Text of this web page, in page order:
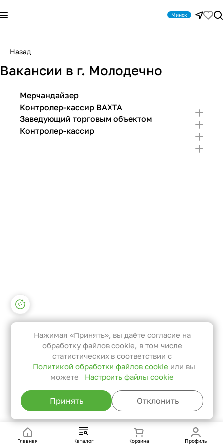
Минск
Назад
Вакансии в г. Молодечно
Мерчандайзер
Контролер-кассир ВАХТА
Заведующий торговым объектом
Контролер-кассир
Главная Каталог Корзина Профиль
Настройки файлов cookie
Функциональные
Эти файлы необходимы для
функционирования сайта и не
могут быть отключены в наших
системах. Вы можете настроить
браузер так, чтобы он блокировал
их или уведомлял вас об их
использовании, но в таком случае
сайта не будут работать.
Нажимая «Принять», вы даёте согласие на
обработку файлов cookie, в том числе
статистических в соответствии с
Политикой обработки файлов cookie или вы
можете
Настроить файлы cookie
Принять Отклонить